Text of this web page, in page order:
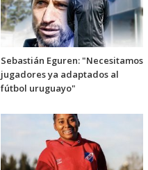
Sebastián Eguren: "Necesitamos
jugadores ya adaptados al
fútbol uruguayo"